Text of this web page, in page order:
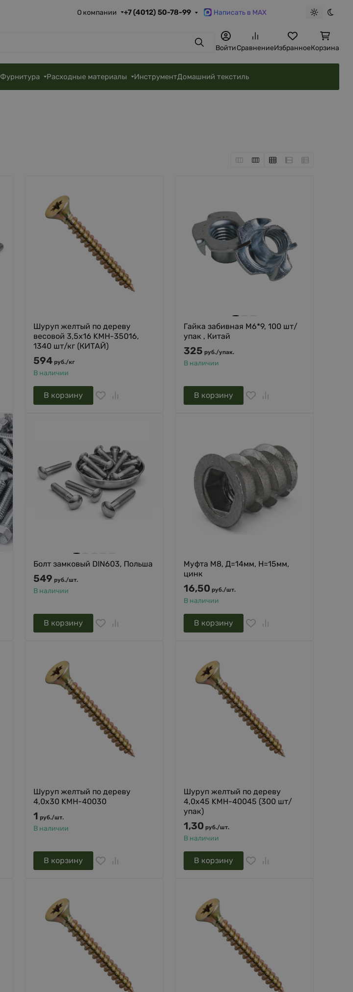
О компании +7 (4012) 50-78-99 Написать в MAX
Светлая
ПоискВойтиСравнениеИзбранноеКорзина
Фурнитура Расходные материалы ИнструментДомашний текстиль
Шуруп желтый по дереву
весовой 3,5х16 KMH-35016,
1340 шт/кг (КИТАЙ)
594 руб./кг
В наличии
В корзину
Гайка забивная М6*9, 100 шт/
упак , Китай
325 руб./упак.
В наличии
В корзину
Болт замковый DIN603, Польша
549 руб./шт.
В наличии
В корзину
Муфта М8, Д=14мм, Н=15мм,
цинк
16,50 руб./шт.
В наличии
В корзину
Шуруп желтый по дереву
4,0х30 KMH-40030
1 руб./шт.
В наличии
В корзину
Шуруп желтый по дереву
4,0х45 KMH-40045 (300 шт/
упак)
1,30 руб./шт.
В наличии
В корзину